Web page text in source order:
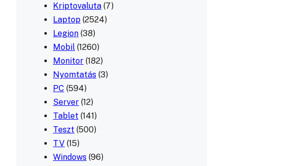
Kriptovaluta (7)
Laptop (2524)
Legion (38)
Mobil (1260)
Monitor (182)
Nyomtatás (3)
PC (594)
Server (12)
Tablet (141)
Teszt (500)
TV (15)
Windows (96)